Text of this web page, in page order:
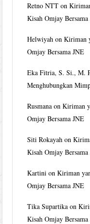
Retno NTT on
Kisah Omjay
Helwiyah onKiriman
Omjay Bersama JNE
Eka Fitria, S. Si., M.
Menghubungkan
Rusmana onKiriman
Omjay Bersama JNE
Siti Rokayah on
Kisah Omjay
Kartini onKiriman
Omjay Bersama JNE
Tika Supartika on
Kisah Omjay